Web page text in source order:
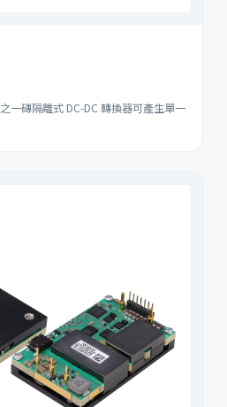
一磚隔離式 DC-DC 轉換器可產生單一